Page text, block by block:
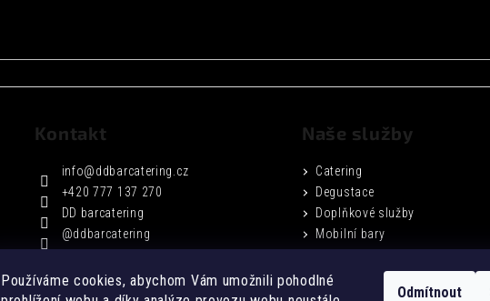
Používáme cookies, abychom Vám umožnili pohodlné
Odmítnout
Kontakt
info@ddbarcatering.cz
+420 777 137 270
DD barcatering
@ddbarcatering
Naše služby
Catering
Degustace
Doplňkové služby
Mobilní bary
Podmínky ochrany osobních
Obchodní podmínky